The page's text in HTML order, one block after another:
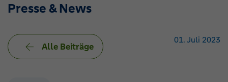
Presse & News
Alle Beiträge
01. Juli 2023